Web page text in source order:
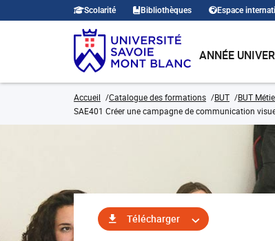
Scolarité Bibliothèques Espace
ANNÉE
Accueil Catalogue des formations BUT BUT
SAE401 Créer une campagne de communication
Télécharger